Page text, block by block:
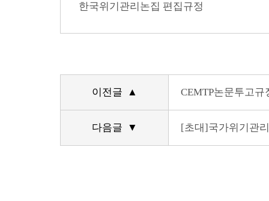
한국위기관리논집 편집규정
이전글 ▲ CEMTP논문투고규
다음글 ▼ [초대]국가위기관